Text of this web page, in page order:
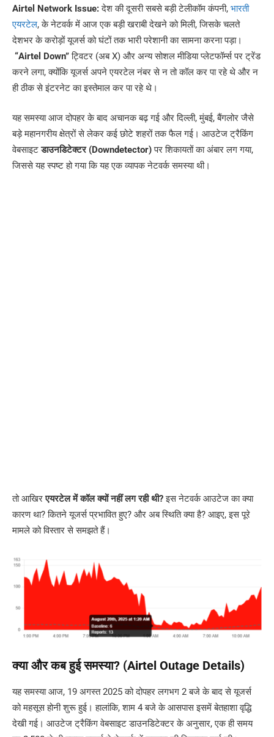
Airtel Network Issue:देश की दूसरी सबसे बड़ी टेलीकॉम कंपनी, भारती
एयरटेल, के नेटवर्क में आज एक बड़ी खराबी देखने को मिली, जिसके चलते
देशभर के करोड़ों यूजर्स को घंटों तक भारी परेशानी का सामना करना पड़ा।
“Airtel Down”ट्विटर (अब X) और अन्य सोशल मीडिया प्लेटफॉर्म्स पर ट्रेंड
करने लगा, क्योंकि यूजर्स अपने एयरटेल नंबर से न तो कॉल कर पा रहे थे और न
ही ठीक से इंटरनेट का इस्तेमाल कर पा रहे थे।
यह समस्या आज दोपहर के बाद अचानक बढ़ गई और दिल्ली, मुंबई, बैंगलोर जैसे
बड़े महानगरीय क्षेत्रों से लेकर कई छोटे शहरों तक फैल गई। आउटेज ट्रैकिंग
वेबसाइटडाउनडिटेक्टर (Downdetector)पर शिकायतों का अंबार लग गया,
जिससे यह स्पष्ट हो गया कि यह एक व्यापक नेटवर्क समस्या थी।
तो आखिरएयरटेल में कॉल क्यों नहीं लग रही थी?इस नेटवर्क आउटेज का क्या
कारण था? कितने यूजर्स प्रभावित हुए? और अब स्थिति क्या है? आइए, इस पूरे
मामले को विस्तार से समझते हैं।
क्या और कब हुई समस्या? (Airtel Outage Details)
यह समस्या आज, 19 अगस्त 2025 को दोपहर लगभग 2 बजे के बाद से यूजर्स
को महसूस होनी शुरू हुई। हालांकि, शाम 4 बजे के आसपास इसमें बेतहाशा वृद्धि
देखी गई। आउटेज ट्रैकिंग वेबसाइट डाउनडिटेक्टर के अनुसार, एक ही समय